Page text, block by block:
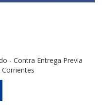
- Contra Entrega Previa
Corrientes